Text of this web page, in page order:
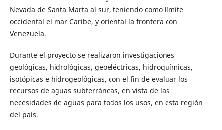
Nevada de Santa Marta al sur, teniendo como límite
occidental el mar Caribe, y oriental la frontera con
Venezuela.
Durante el proyecto se realizaron investigaciones
geológicas, hidrológicas, geoeléctricas, hidroquímicas,
isotópicas e hidrogeológicas, con el fin de evaluar los
recursos de aguas subterráneas, en vista de las
necesidades de aguas para todos los usos, en esta región
del país.